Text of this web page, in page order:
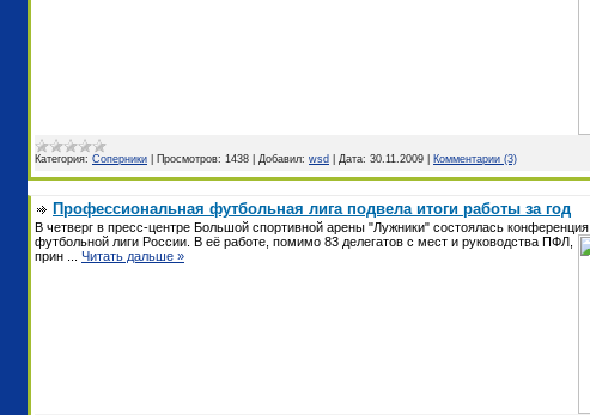
Категория: Соперники Просмотров: 1438 Добавил: wsd Дата: 30.11.2009 Комментарии (3)
Профессиональная футбольная лига подвела итоги работы за год
В четверг в пресс-центре Большой спортивной арены "Лужники" состоялась конференция
футбольной лиги России. В её работе, помимо 83 делегатов с мест и руководства ПФЛ,
прин
Читать дальше »